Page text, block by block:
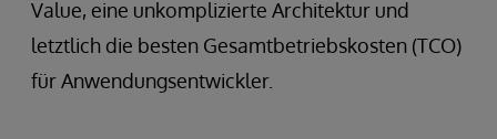
Value, eine unkomplizierte Architektur und
letztlich die besten Gesamtbetriebskosten (TCO)
für Anwendungsentwickler.